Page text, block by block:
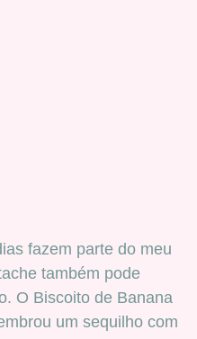
fazem parte do meu
também pode
O Biscoito de Banana
um sequilho com